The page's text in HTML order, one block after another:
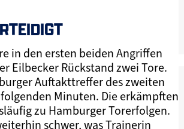
in den ersten beiden Angriffen
Eilbecker Rückstand zwei Tore.
Auftakttreffer des zweiten
Minuten. Die erkämpften
zu Hamburger Torerfolgen.
schwer, was Trainerin